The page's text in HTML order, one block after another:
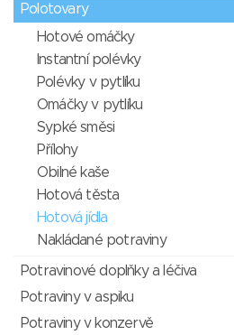
Polotovary
Hotové omáčky
Instantní polévky
Polévky v pytlíku
Omáčky v pytlíku
Sypké směsi
Přílohy
Obilné kaše
Hotová těsta
Hotová jídla
Nakládané potraviny
Potravinové doplňky a léčiva
Potraviny v aspiku
Potraviny v konzervě